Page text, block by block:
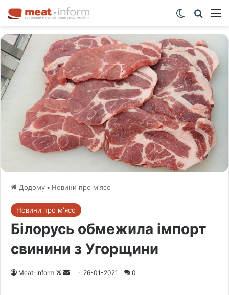
Switch skin
Додому • Новини про м'ясо
Новини про м'ясо
Білорусь обмежила імпорт
свинини з Угорщини
Meat-Inform
F
26-01-2021 0